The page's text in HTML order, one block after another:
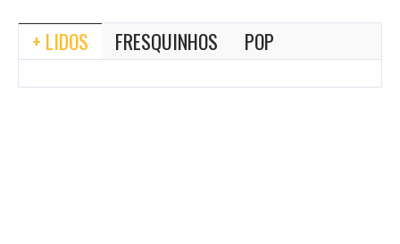
+ LIDOS FRESQUINHOS POP